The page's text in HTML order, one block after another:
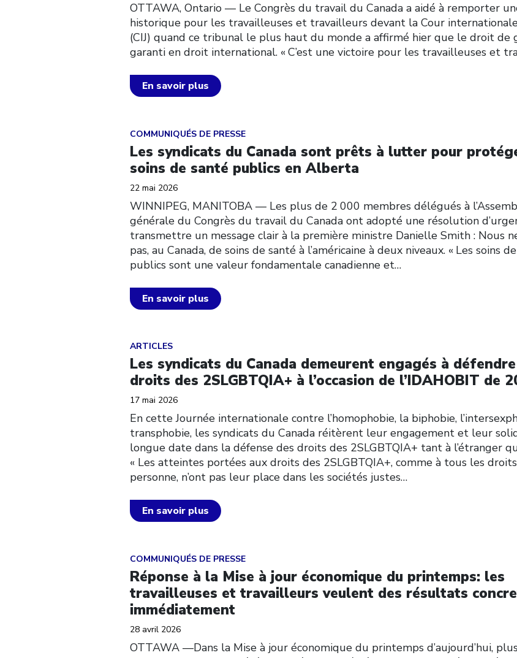
OTTAWA, Ontario — Le Congrès du travail du Canada a aidé à remporter
historique pour les travailleuses et travailleurs devant la Cour
(CIJ) quand ce tribunal le plus haut du monde a affirmé hier que le droit de
garanti en droit international. « C’est une victoire pour les travailleuses et
En savoir plus
COMMUNIQUÉS DE PRESSE
Les syndicats du Canada sont prêts à lutter pour
soins de santé publics en Alberta
22 mai 2026
WINNIPEG, MANITOBA — Les plus de 2 000 membres délégués à
générale du Congrès du travail du Canada ont adopté une résolution
transmettre un message clair à la première ministre Danielle Smith : Nous
pas, au Canada, de soins de santé à l’américaine à deux niveaux. « Les soins
publics sont une valeur fondamentale canadienne et…
En savoir plus
Click to open the link
ARTICLES
Les syndicats du Canada demeurent engagés à
droits des 2SLGBTQIA+ à l’occasion de l’IDAHOBIT de
17 mai 2026
En cette Journée internationale contre l’homophobie, la biphobie,
transphobie, les syndicats du Canada réitèrent leur engagement et leur
longue date dans la défense des droits des 2SLGBTQIA+ tant à l’étranger
« Les atteintes portées aux droits des 2SLGBTQIA+, comme à tous les
personne, n’ont pas leur place dans les sociétés justes…
En savoir plus
Click to open the link
COMMUNIQUÉS DE PRESSE
Réponse à la Mise à jour économique du printemps: les
travailleuses et travailleurs veulent des résultats
immédiatement
28 avril 2026
OTTAWA ––Dans la Mise à jour économique du printemps d’aujourd’hui,
Click to open the link